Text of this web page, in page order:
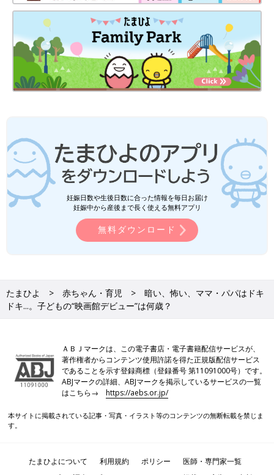
妊娠日数や生後日数に合った情報を毎日お届け
妊娠中から産後まで長く使える無料アプリ
無料ダウンロード
たまひよ 赤ちゃん・育児
暗い、怖い、ママ・パパはドキ
ドキ...。子どもの“映画館デビュー”は何歳？
ＡＢＪマークは、この電子書店・電子書籍配信サービスが、
著作権者からコンテンツ使用許諾を得た正規版配信サービス
であることを示す登録商標（登録番号 第11091000号）です。
ABJマークの詳細、ABJマークを掲示しているサービスの一覧
はこちら→https://aebs.or.jp/
本サイトに掲載されている記事・写真・イラスト等のコンテンツの無断転載を禁じま
す。
たまひよについて 利用規約 ポリシー
医師・専門家一覧